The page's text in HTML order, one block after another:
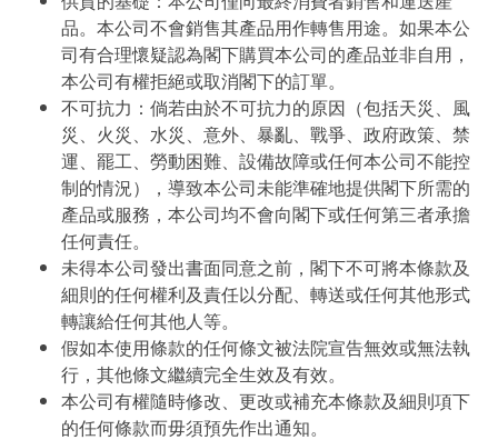
品。本公司不會銷售其產品用作轉售用途。如果本公
司有合理懷疑認為閣下購買本公司的產品並非自用，
本公司有權拒絕或取消閣下的訂單。
不可抗力：倘若由於不可抗力的原因（包括天災、風
災、火災、水災、意外、暴亂、戰爭、政府政策、禁
運、罷工、勞動困難、設備故障或任何本公司不能控
制的情況），導致本公司未能準確地提供閣下所需的
產品或服務，本公司均不會向閣下或任何第三者承擔
任何責任。
未得本公司發出書面同意之前，閣下不可將本條款及
細則的任何權利及責任以分配、轉送或任何其他形式
轉讓給任何其他人等。
假如本使用條款的任何條文被法院宣告無效或無法執
行，其他條文繼續完全生效及有效。
本公司有權隨時修改、更改或補充本條款及細則項下
的任何條款而毋須預先作出通知。